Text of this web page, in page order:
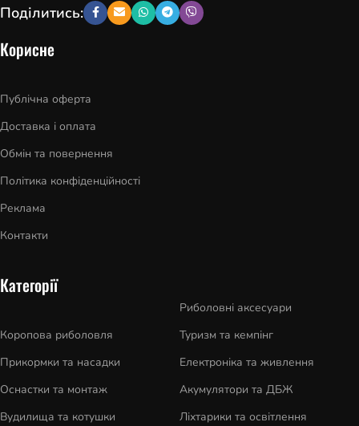
Поділитись:
Корисне
Публічна оферта
Доставка і оплата
Обмін та повернення
Політика конфіденційності
Реклама
Контакти
Категорії
Коропова риболовля
Прикормки та насадки
Оснастки та монтаж
Вудилища та котушки
Риболовні аксесуари
Туризм та кемпінг
Електроніка та живлення
Акумулятори та ДБЖ
Ліхтарики та освітлення